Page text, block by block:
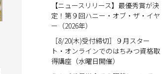
【ニュースリリース】最優秀賞が決
定！第９回ハニー・オブ・ザ・イヤ
ー（2026年）
［8/20(木)受付締切］９月スター
ト・オンラインでのはちみつ資格取
得講座（水曜日開催）